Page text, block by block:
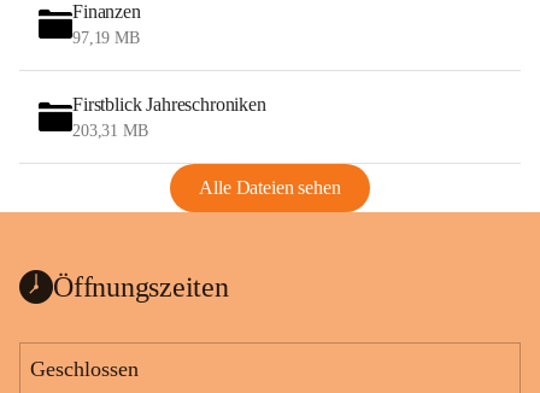
Finanzen
97,19 MB
Firstblick Jahreschroniken
203,31 MB
Alle Dateien sehen
Öffnungszeiten
Geschlossen